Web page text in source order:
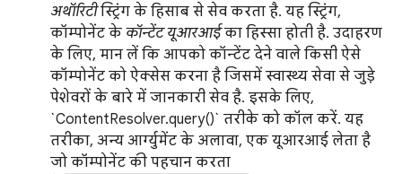
अथॉरिटीस्ट्रिंग के हिसाब से सेव करता है. यह स्ट्रिंग,
कॉम्पोनेंट के कॉन्टेंट यूआरआईका हिस्सा होती है. उदाहरण
के लिए, मान लें कि आपको कॉन्टेंट देने वाले किसी ऐसे
कॉम्पोनेंट को ऐक्सेस करना है जिसमें स्वास्थ्य सेवा से जुड़े
पेशेवरों के बारे में जानकारी सेव है. इसके लिए,
`ContentResolver.query()` तरीके को कॉल करें. यह
तरीका, अन्य आर्ग्युमेंट के अलावा, एक यूआरआई लेता है
जो कॉम्पोनेंट की पहचान करता